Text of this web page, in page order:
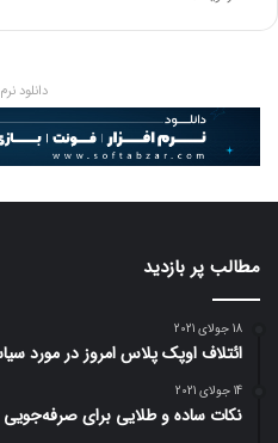
دانلود
مطالب پر بازدید
18 جولای 2021
ائتلاف اوپک پلاس امروز در مورد
14 جولای 2021
نکات ساده و طلایی برای